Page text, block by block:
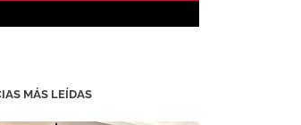
MÁS LEÍDAS